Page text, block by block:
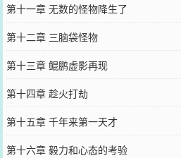
第十一章 无数的怪物降生了
第十二章 三脑袋怪物
第十三章 鲲鹏虚影再现
第十四章 趁火打劫
第十五章 千年来第一天才
第十六章 毅力和心态的考验